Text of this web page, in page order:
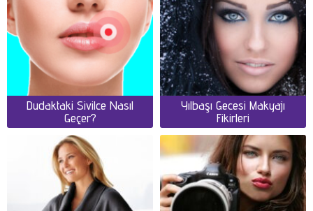
Dudaktaki Sivilce Nasıl
Geçer?
Yılbaşı Gecesi Makyajı
Fikirleri